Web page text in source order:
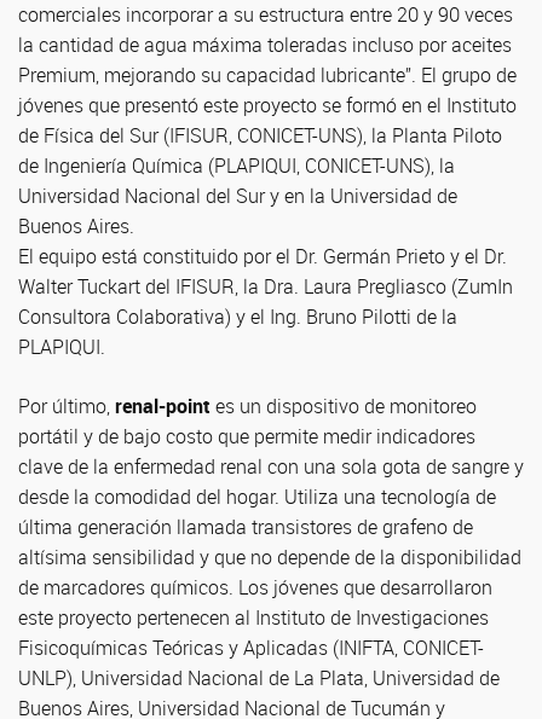
comerciales incorporar a su estructura entre 20 y 90 veces
la cantidad de agua máxima toleradas incluso por aceites
Premium, mejorando su capacidad lubricante”. El grupo de
jóvenes que presentó este proyecto se formó en el Instituto
de Física del Sur (IFISUR, CONICET-UNS), la Planta Piloto
de Ingeniería Química (PLAPIQUI, CONICET-UNS), la
Universidad Nacional del Sur y en la Universidad de
Buenos Aires.
El equipo está constituido por el Dr. Germán Prieto y el Dr.
Walter Tuckart del IFISUR, la Dra. Laura Pregliasco (ZumIn
Consultora Colaborativa) y el Ing. Bruno Pilotti de la
PLAPIQUI.
Por último,renal-point es un dispositivo de monitoreo
portátil y de bajo costo que permite medir indicadores
clave de la enfermedad renal con una sola gota de sangre y
desde la comodidad del hogar. Utiliza una tecnología de
última generación llamada transistores de grafeno de
altísima sensibilidad y que no depende de la disponibilidad
de marcadores químicos. Los jóvenes que desarrollaron
este proyecto pertenecen al Instituto de Investigaciones
Fisicoquímicas Teóricas y Aplicadas (INIFTA, CONICET-
UNLP), Universidad Nacional de La Plata, Universidad de
Buenos Aires, Universidad Nacional de Tucumán y